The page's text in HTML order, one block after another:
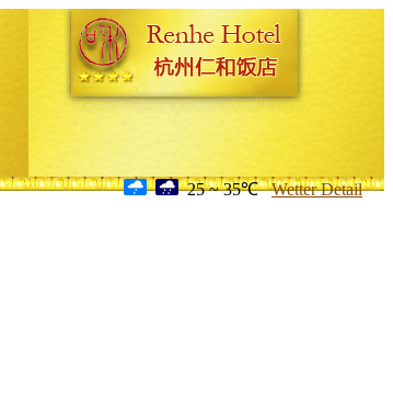
25 ~ 35℃ Wetter Detail